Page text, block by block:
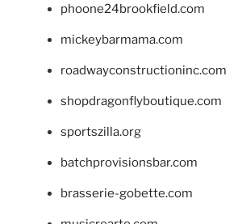
phoone24brookfield.com
mickeybarmama.com
roadwayconstructioninc.com
shopdragonflyboutique.com
sportszilla.org
batchprovisionsbar.com
brasserie-gobette.com